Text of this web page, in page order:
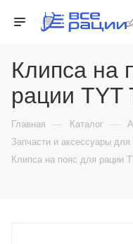
Клипса на
рации TYT
Главная — Каталог —
Запчасти и аксессуары
Клипса на пояс для рации